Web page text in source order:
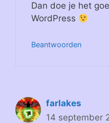
Dan doe je het
WordPress
Beantwoorden
farlakes
14 september